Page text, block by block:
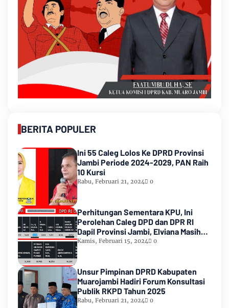
BERITA POPULER
Ini 55 Caleg Lolos Ke DPRD Provinsi
Jambi Periode 2024-2029, PAN Raih
10 Kursi
Rabu, Februari 21, 2024 0
Perhitungan Sementara KPU, Ini
Perolehan Caleg DPD dan DPR RI
Dapil Provinsi Jambi, Elviana Masih
Urutan Kedua Teratas
Kamis, Februari 15, 2024 0
Unsur Pimpinan DPRD Kabupaten
Muarojambi Hadiri Forum Konsultasi
Publik RKPD Tahun 2025
Rabu, Februari 21, 2024 0